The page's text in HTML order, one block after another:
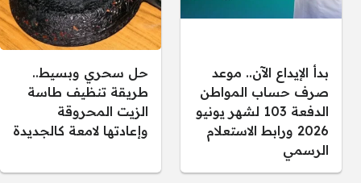
بدأ الإيداع الآن.. موعد
صرف حساب المواطن
الدفعة 103 لشهر يونيو
2026 ورابط الاستعلام
الرسمي
حل سحري وبسيط..
طريقة تنظيف طاسة
الزيت المحروقة
وإعادتها لامعة كالجديدة